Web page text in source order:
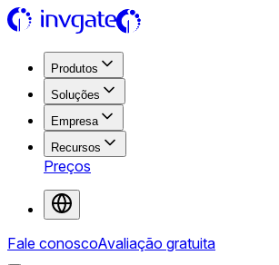
Produtos
Soluções
Empresa
Recursos
Preços
Fale conoscoAvaliação gratuita